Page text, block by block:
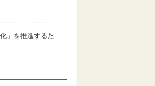
」を推進するた